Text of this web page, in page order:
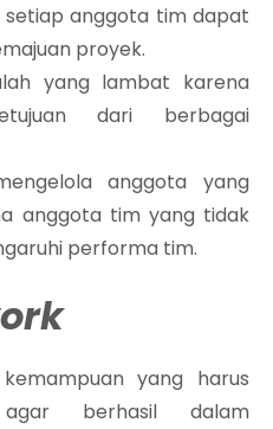
setiap anggota tim dapat
proyek.
yang lambat karena
dari berbagai
anggota yang
anggota tim yang tidak
performa tim.
yang harus
berhasil dalam